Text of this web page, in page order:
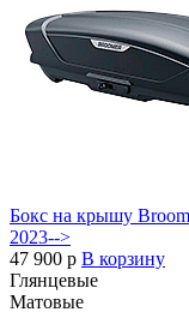
Бокс на крышу
2023-->
47 900 p В корзину
Глянцевые
Матовые